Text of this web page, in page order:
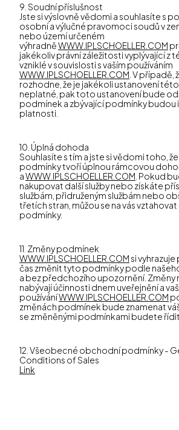
9. Soudní příslušnost
Jste si výslovně vědomi a souhlasíte s
osobní a výlučné pravomoci soudů v
nebo území určeném
výhradněWWW.IPLSCHOELLER.COM
jakékoliv právní záležitosti vyplývající z
vzniklé v souvislosti s vaším používáním
WWW.IPLSCHOELLER.COM . V případě,
rozhodne, že je jakékoli ustanovení
neplatné, pak toto ustanovení bude
podmínek a zbývající podmínky budou
platnosti.
10. Úplná dohoda
Souhlasíte s tím a jste si vědomi toho,
podmínky tvoří úplnou rámcovou
aWWW.IPLSCHOELLER.COM . Pokud
nakupovat další služby nebo získáte
službám, přidruženým službám nebo
třetích stran, můžou se na vás
podmínky.
11. Změny podmínek
WWW.IPLSCHOELLER.COM si
čas změnit tyto podmínky podle
a bez předchozího upozornění. Změny
nabývají účinnosti dnem uveřejnění a
používáníWWW.IPLSCHOELLER.COM
změnách podmínek bude znamenat
se změněnými podmínkami budete řídit.
12. Všeobecné obchodní podmínky -
Conditions of Sales
Link